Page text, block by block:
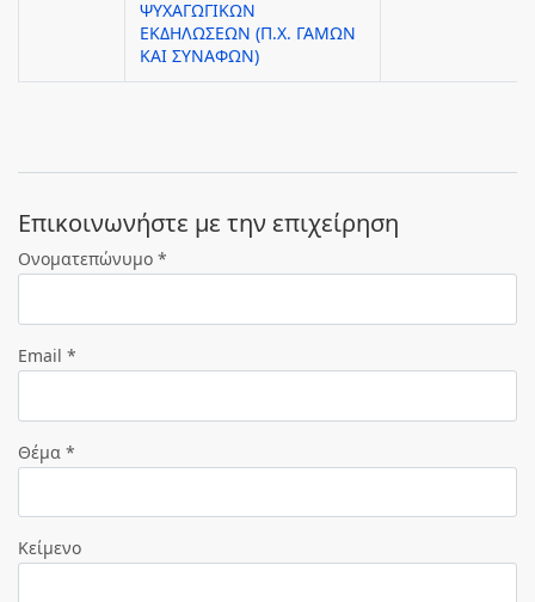
ΨΥΧΑΓΩΓΙΚΩΝ
ΕΚΔΗΛΩΣΕΩΝ (Π.Χ. ΓΑΜΩΝ
ΚΑΙ ΣΥΝΑΦΩΝ)
Eπικοινωνήστε με την επιχείρηση
Ονοματεπώνυμο *
Email *
Θέμα *
Κείμενο